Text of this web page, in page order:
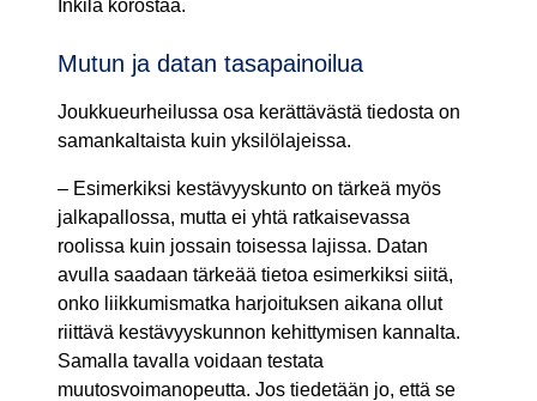
Inkilä korostaa.
Mutun ja datan tasapainoilua
Joukkueurheilussa osa kerättävästä tiedosta on
samankaltaista kuin yksilölajeissa.
– Esimerkiksi kestävyyskunto on tärkeä myös
jalkapallossa, mutta ei yhtä ratkaisevassa
roolissa kuin jossain toisessa lajissa. Datan
avulla saadaan tärkeää tietoa esimerkiksi siitä,
onko liikkumismatka harjoituksen aikana ollut
riittävä kestävyyskunnon kehittymisen kannalta.
Samalla tavalla voidaan testata
muutosvoimanopeutta. Jos tiedetään jo, että se